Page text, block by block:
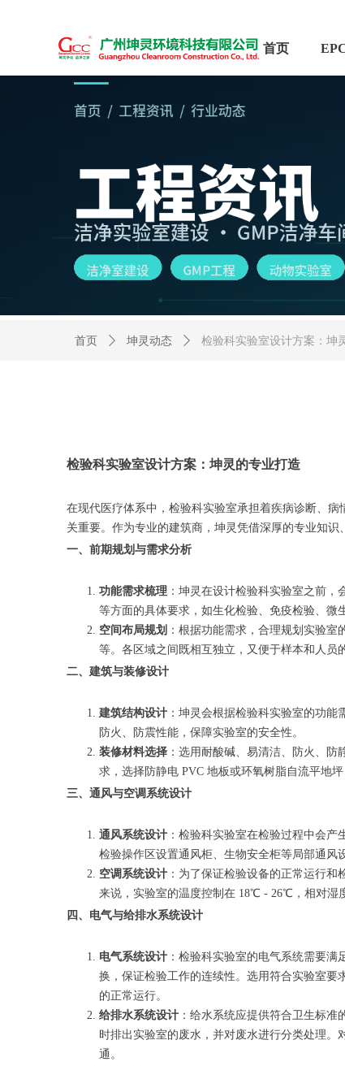
首页
检验科实验室设计方案：坤灵的专业打造
在现代医疗体系中，检验科实验室承担着疾病诊断、
关重要。作为专业的建筑商，坤灵凭借深厚的专业知
一、前期规划与需求分析
功能需求梳理 ：坤灵在设计检验科实验室之前
等方面的具体要求，如生化检验、免疫检验、微
空间布局规划 ：根据功能需求，合理规划实验
等。各区域之间既相互独立，又便于样本和人员
二、建筑与装修设计
建筑结构设计 ：坤灵会根据检验科实验室的功
防火、防震性能，保障实验室的安全性。
装修材料选择 ：选用耐酸碱、易清洁、防火、
求，选择防静电 PVC 地板或环氧树脂自流平地
三、通风与空调系统设计
通风系统设计 ：检验科实验室在检验过程中会
检验操作区设置通风柜、生物安全柜等局部通风
空调系统设计 ：为了保证检验设备的正常运行
来说，实验室的温度控制在 18℃ - 26℃，相对湿
四、电气与给排水系统设计
电气系统设计 ：检验科实验室的电气系统需要
换，保证检验工作的连续性。选用符合实验室
的正常运行。
给排水系统设计 ：给水系统应提供符合卫生标
时排出实验室的废水，并对废水进行分类处理
通。
首页 ꄲ 坤灵动态 ꄲ 检验科实验室设计方案：坤